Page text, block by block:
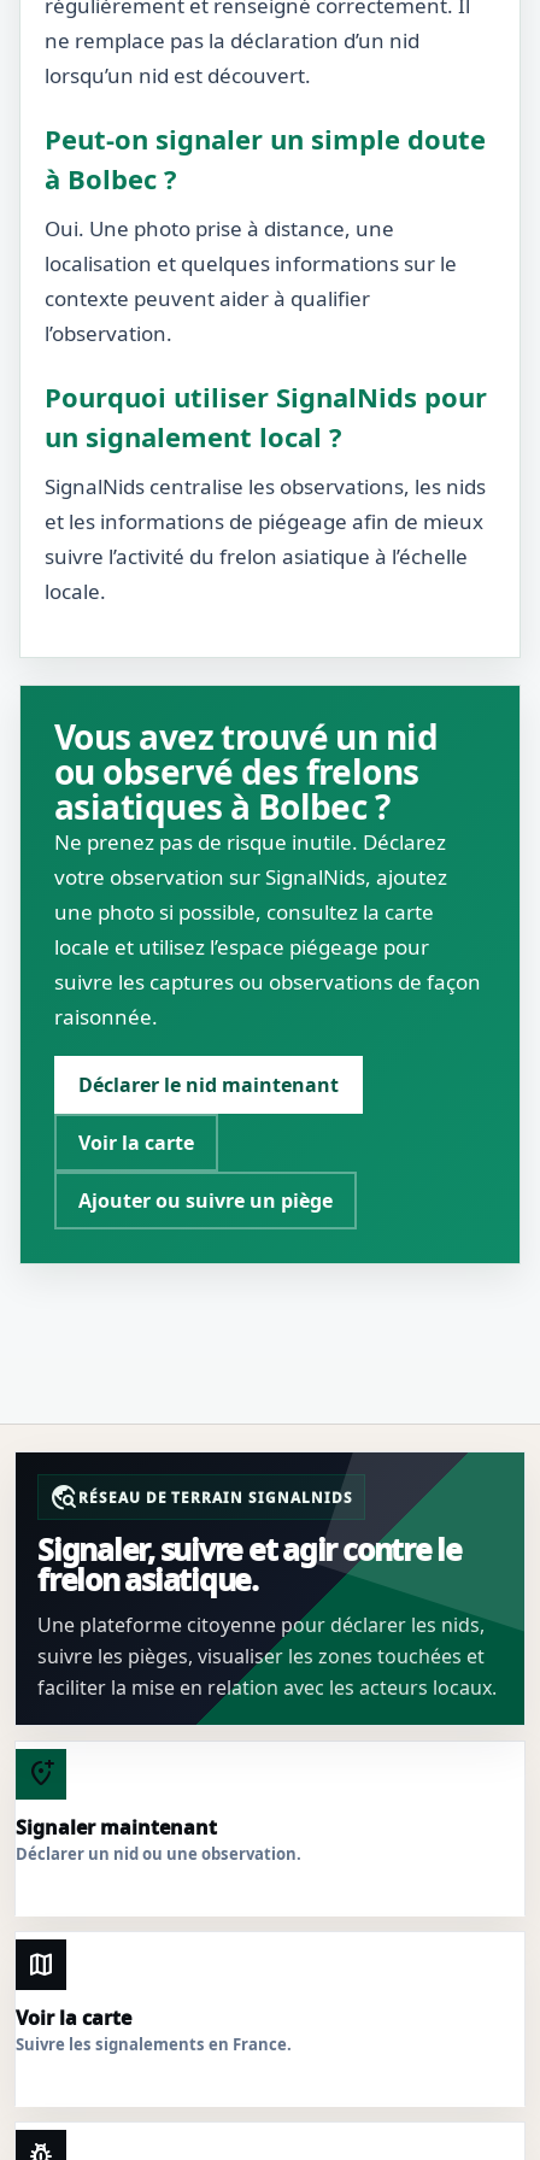
ne remplace pas la déclaration d’un nid
lorsqu’un nid est découvert.
Peut-on signaler un simple doute
à Bolbec ?
Oui. Une photo prise à distance, une
localisation et quelques informations sur le
contexte peuvent aider à qualifier
l’observation.
Pourquoi utiliser SignalNids pour
un signalement local ?
SignalNids centralise les observations, les nids
et les informations de piégeage afin de mieux
suivre l’activité du frelon asiatique à l’échelle
locale.
Vous avez trouvé un nid
ou observé des frelons
asiatiques à Bolbec ?
Ne prenez pas de risque inutile. Déclarez
votre observation sur SignalNids, ajoutez
une photo si possible, consultez la carte
locale et utilisez l’espace piégeage pour
suivre les captures ou observations de façon
raisonnée.
Déclarer le nid maintenant
Voir la carte
Ajouter ou suivre un piège
travel_exploreRÉSEAU DE TERRAIN SIGNALNIDS
Signaler, suivre et agir contre le
frelon asiatique.
Une plateforme citoyenne pour déclarer les nids,
suivre les pièges, visualiser les zones touchées et
faciliter la mise en relation avec les acteurs locaux.
add_location_alt
Signaler maintenant
Déclarer un nid ou une observation.
map
Voir la carte
Suivre les signalements en France.